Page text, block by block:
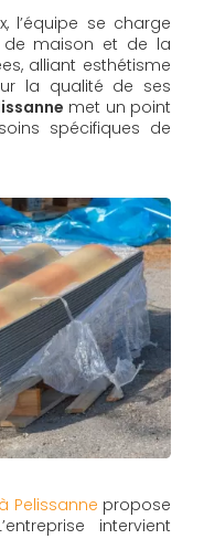
l’équipe se charge
de maison et de la
alliant esthétisme
la qualité de ses
met un point
spécifiques de
Pelissanne propose
intervient